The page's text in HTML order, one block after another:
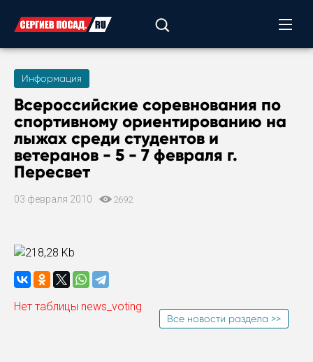
Информация
Всероссийские соревнования по
спортивному ориентированию на
лыжах среди студентов и
ветеранов - 5 - 7 февраля г.
Пересвет
03 февраля 2010 2692
Нет таблицы news_voting
Все новости раздела >>